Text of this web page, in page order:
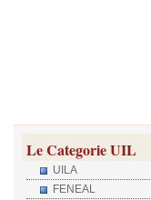
Le Categorie UIL
UILA
FENEAL